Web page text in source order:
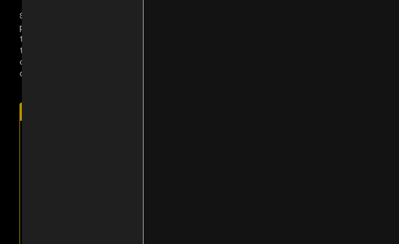
Sa couleur violette distinctive provient des
pigments naturels qui s’expriment sous certaines conditions de
température. Notre version CBD chez
toute la beauté et les arômes de cette variété mythique, tout en
offrant un profil cannabinoïde légal et adapté à une utilisation
quotidienne.